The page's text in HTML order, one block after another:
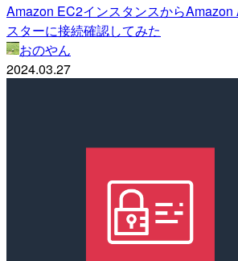
Amazon EC2インスタンスからAmazon
スターに接続確認してみた
おのやん
2024.03.27